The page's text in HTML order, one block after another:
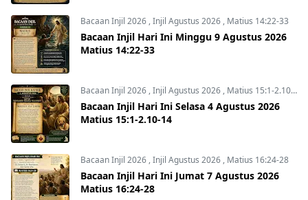
Bacaan Injil 2026 ,Injil Agustus 2026 , Matius 14:22-33
Bacaan Injil Hari Ini Minggu 9 Agustus 2026
Matius 14:22-33
Bacaan Injil 2026 ,Injil Agustus 2026 , Matius 15:1-2.10-14
Bacaan Injil Hari Ini Selasa 4 Agustus 2026
Matius 15:1-2.10-14
Bacaan Injil 2026 ,Injil Agustus 2026 , Matius 16:24-28
Bacaan Injil Hari Ini Jumat 7 Agustus 2026
Matius 16:24-28